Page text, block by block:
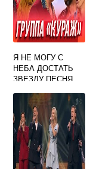
Я НЕ МОГУ С
НЕБА ДОСТАТЬ
ЗВЕЗДУ ПЕСНЯ
ПЕЛЬМЕНИ